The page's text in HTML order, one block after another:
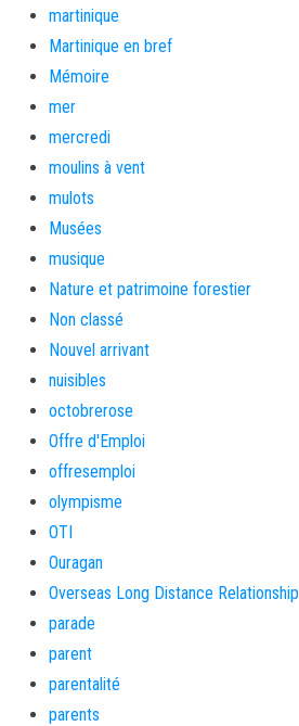
martinique
Martinique en bref
Mémoire
mer
mercredi
moulins à vent
mulots
Musées
musique
Nature et patrimoine forestier
Non classé
Nouvel arrivant
nuisibles
octobrerose
Offre d'Emploi
offresemploi
olympisme
OTI
Ouragan
Overseas Long Distance Relationship
parade
parent
parentalité
parents